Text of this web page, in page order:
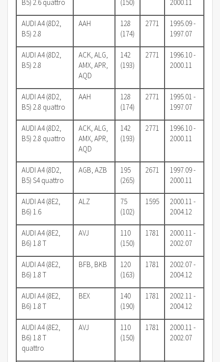
B5) 2.6 quattro
(150)
2000.11
AUDI A4 (8D2,
B5) 2.8
AAH
128
(174)
2771
1995.09 -
1997.07
AUDI A4 (8D2,
B5) 2.8
ACK, ALG,
AMX, APR,
AQD
142
(193)
2771
1996.10 -
2000.11
AUDI A4 (8D2,
B5) 2.8 quattro
AAH
128
(174)
2771
1995.01 -
1997.07
AUDI A4 (8D2,
B5) 2.8 quattro
ACK, ALG,
AMX, APR,
AQD
142
(193)
2771
1996.10 -
2000.11
AUDI A4 (8D2,
B5) S4 quattro
AGB, AZB
195
(265)
2671
1997.09 -
2000.11
AUDI A4 (8E2,
B6) 1.6
ALZ
75
(102)
1595
2000.11 -
2004.12
AUDI A4 (8E2,
B6) 1.8 T
AVJ
110
(150)
1781
2000.11 -
2002.07
AUDI A4 (8E2,
B6) 1.8 T
BFB, BKB
120
(163)
1781
2002.07 -
2004.12
AUDI A4 (8E2,
B6) 1.8 T
BEX
140
(190)
1781
2002.11 -
2004.12
AUDI A4 (8E2,
B6) 1.8 T
quattro
AVJ
110
(150)
1781
2000.11 -
2002.07